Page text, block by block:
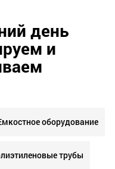
день
и
оборудование
трубы